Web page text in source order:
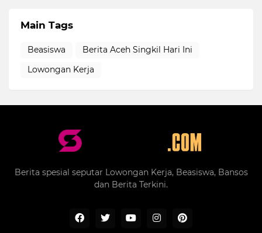
Main Tags
Beasiswa
Berita Aceh Singkil Hari Ini
Lowongan Kerja
Berita spesial seputar Lowongan Kerja, Beasiswa, Bansos
dan Berita Terkini.